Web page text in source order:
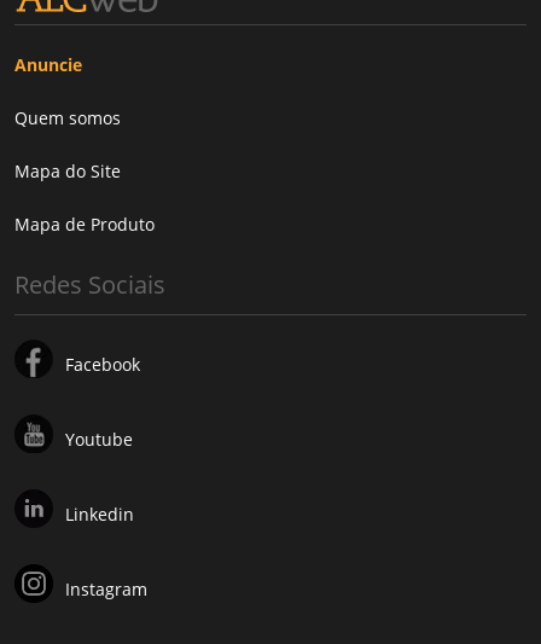
Anuncie
Quem somos
Mapa do Site
Mapa de Produto
Redes Sociais
Facebook
Youtube
Linkedin
Instagram